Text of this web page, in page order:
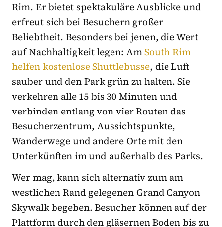
Rim. Er bietet spektakuläre Ausblicke und
erfreut sich bei Besuchern großer
Beliebtheit. Besonders bei jenen, die Wert
auf Nachhaltigkeit legen: AmSouth Rim
helfen kostenlose Shuttlebusse, die Luft
sauber und den Park grün zu halten. Sie
verkehren alle 15 bis 30 Minuten und
verbinden entlang von vier Routen das
Besucherzentrum, Aussichtspunkte,
Wanderwege und andere Orte mit den
Unterkünften im und außerhalb des Parks.
Wer mag, kann sich alternativ zum am
westlichen Rand gelegenen Grand Canyon
Skywalk begeben. Besucher können auf der
Plattform durch den gläsernen Boden bis zu